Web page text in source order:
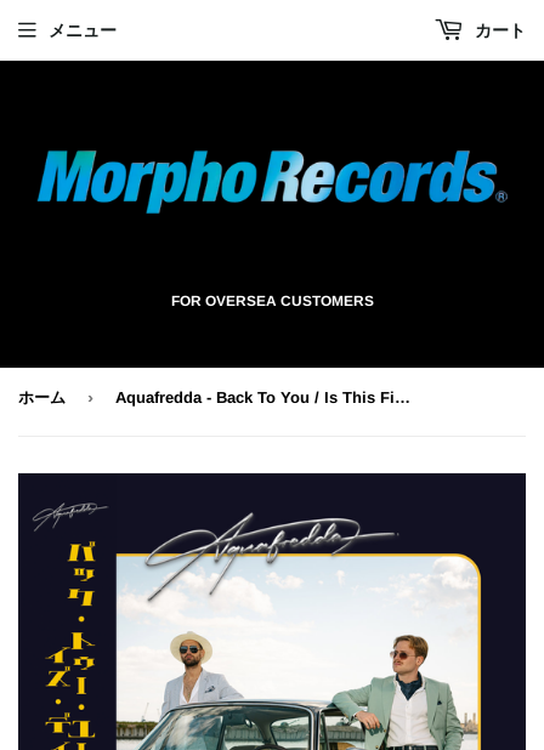
FOR OVERSEA CUSTOMERS
メニュー カート
ホーム › Aquafredda - Back To You / Is This Fire (Black Vinyl) [7"] 当店限定帯仕様